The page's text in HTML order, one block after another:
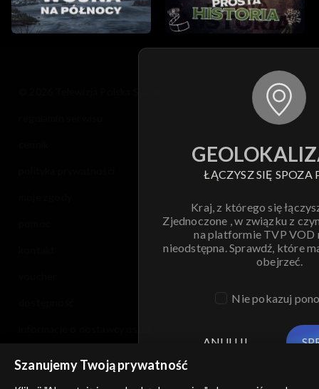
ŁĄCZYSZ SIĘ SPOZA
Kraj, z którego się
Zjednoczone , w związku z
na platformie TVP VOD
nieodstępna. Sprawdź, które
obejrzeć.
Nie pokazuj
ANULUJ
Szanujemy Twoją prywatność